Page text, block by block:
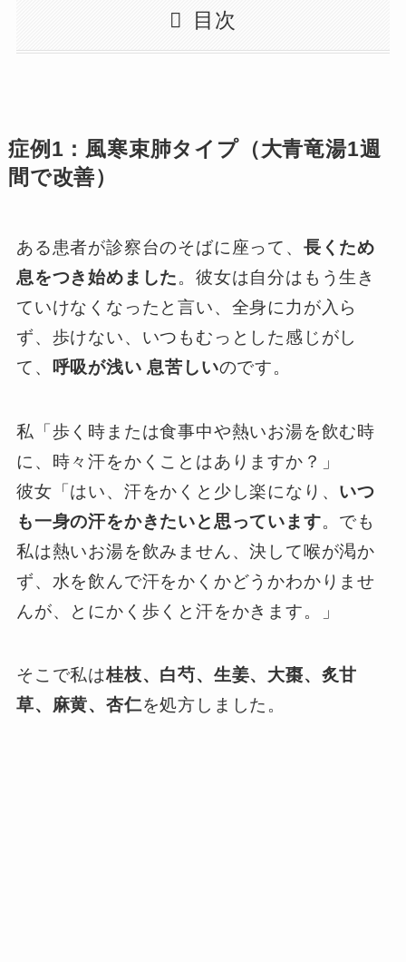
目次
症例1：風寒束肺タイプ（大青竜湯1週
間で改善）
ある患者が診察台のそばに座って、 長くため
息をつき始めました。彼女は自分はもう生き
ていけなくなったと言い、全身に力が入ら
ず、歩けない、いつもむっとした感じがし
て、
呼吸が浅い 息苦しいのです。
私「歩く時または食事中や熱いお湯を飲む時
に、時々汗をかくことはありますか？」
彼女「はい、汗をかくと少し楽になり、 いつ
も一身の汗をかきたいと思っています。でも
私は熱いお湯を飲みません、決して喉が渇か
ず、水を飲んで汗をかくかどうかわかりませ
んが、とにかく歩くと汗をかきます。」
そこで私は桂枝、白芍、生姜、大棗、炙甘
草、麻黄、杏仁を処方しました。